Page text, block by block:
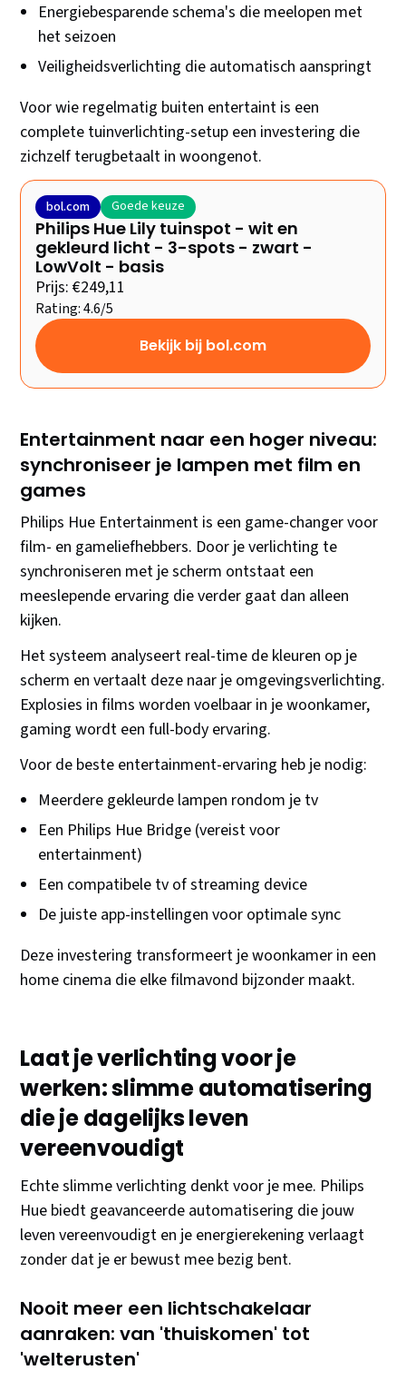
Energiebesparende schema's die meelopen met
het seizoen
Veiligheidsverlichting die automatisch aanspringt
Voor wie regelmatig buiten entertaint is een
complete tuinverlichting-setup een investering die
zichzelf terugbetaalt in woongenot.
bol.com Goede keuze
Philips Hue Lily tuinspot - wit en
gekleurd licht - 3-spots - zwart -
LowVolt - basis
Prijs: €249,11
Rating: 4.6/5
Bekijk bij bol.com
Entertainment naar een hoger niveau:
synchroniseer je lampen met film en
games
Philips Hue Entertainment is een game-changer voor
film- en gameliefhebbers. Door je verlichting te
synchroniseren met je scherm ontstaat een
meeslepende ervaring die verder gaat dan alleen
kijken.
Het systeem analyseert real-time de kleuren op je
scherm en vertaalt deze naar je omgevingsverlichting.
Explosies in films worden voelbaar in je woonkamer,
gaming wordt een full-body ervaring.
Voor de beste entertainment-ervaring heb je nodig:
Meerdere gekleurde lampen rondom je tv
Een Philips Hue Bridge (vereist voor
entertainment)
Een compatibele tv of streaming device
De juiste app-instellingen voor optimale sync
Deze investering transformeert je woonkamer in een
home cinema die elke filmavond bijzonder maakt.
Laat je verlichting voor je
werken: slimme automatisering
die je dagelijks leven
vereenvoudigt
Echte slimme verlichting denkt voor je mee. Philips
Hue biedt geavanceerde automatisering die jouw
leven vereenvoudigt en je energierekening verlaagt
zonder dat je er bewust mee bezig bent.
Nooit meer een lichtschakelaar
aanraken: van 'thuiskomen' tot
'welterusten'